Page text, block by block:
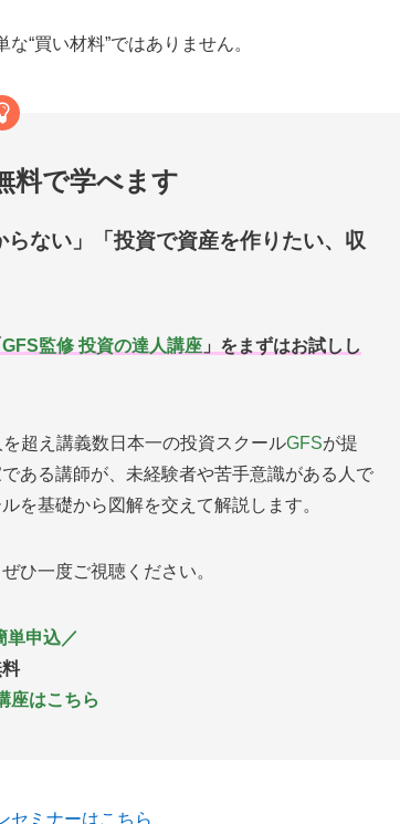
“買い材料”ではありません。
料で学べます
らない」「投資で資産を作りたい、収
GFS監修 投資の達人講座 」をまずはお試しし
超え講義数日本一の投資スクールGFSが提
ある講師が、未経験者や苦手意識がある人で
を基礎から図解を交えて解説します。
ひ一度ご視聴ください。
単申込／
座はこちら
セミナーはこちら